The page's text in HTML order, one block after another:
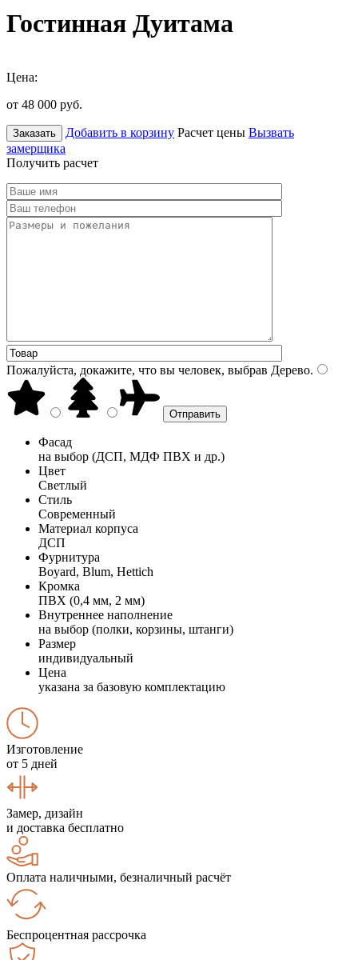
Гостинная Дуитама
Цена:
от 48 000 руб.
Заказать Добавить в корзину Расчет цены Вызвать
замерщика
Получить расчет
Пожалуйста, докажите, что вы человек, выбрав Дерево.
Фасад
на выбор (ДСП, МДФ ПВХ и др.)
Цвет
Светлый
Стиль
Современный
Материал корпуса
ДСП
Фурнитура
Boyard, Blum, Hettich
Кромка
ПВХ (0,4 мм, 2 мм)
Внутреннее наполнение
на выбор (полки, корзины, штанги)
Размер
индивидуальный
Цена
указана за базовую комплектацию
Изготовление
от 5 дней
Замер, дизайн
и доставка бесплатно
Оплата наличными, безналичный расчёт
Беспроцентная рассрочка